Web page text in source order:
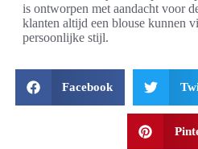
is ontworpen met aandacht voor
klanten altijd een blouse kunnen
persoonlijke stijl.
Facebook